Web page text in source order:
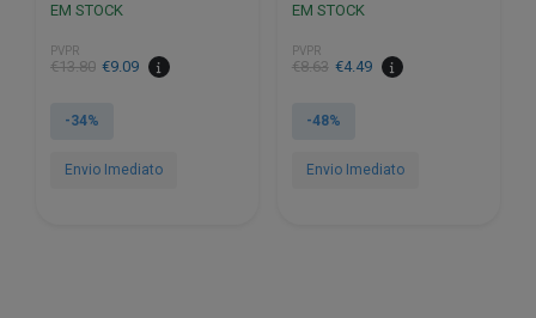
EM STOCK
PVPR
€13.80
O
original
€13.80.
€9.09
O
atual
€9.09.
-34%
Envio Imediato
EM STOCK
PVPR
€8.63
O
original
€8.63.
€4.49
O
atual
€4.49.
-48%
Envio Imediato